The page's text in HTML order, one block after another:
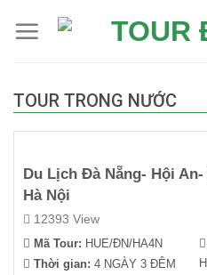
TOUR TRONG NƯỚC
Du Lịch Đà Nẵng- Hội
Hà Nội
12393 View
Mã Tour: HUE/ĐN/HA4N
Thời gian: 4 NGÀY 3 ĐÊM